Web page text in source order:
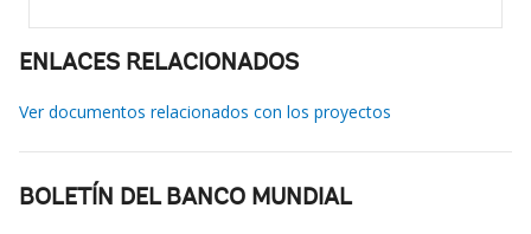
ENLACES RELACIONADOS
Ver documentos relacionados con los proyectos
BOLETÍN DEL BANCO MUNDIAL